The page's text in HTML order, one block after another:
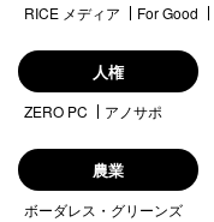
RICE メディア For Good
人権
ZERO PC アノサポ
農業
ボーダレス・グリーンズ